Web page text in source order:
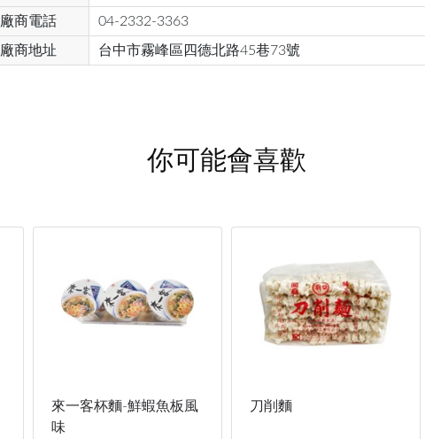
廠商電話 04-2332-3363
廠商地址 台中市霧峰區四德北路45巷73號
你可能會喜歡
來一客杯麵-鮮蝦魚板風
味
刀削麵